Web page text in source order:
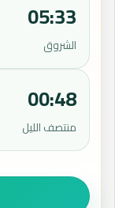
05:33
الشروق
00:48
منتصف الليل